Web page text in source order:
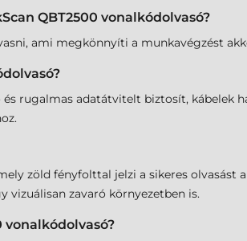
QBT2500 vonalkódolvasó?
ami megkönnyíti a munkavégzést
rugalmas adatátvitelt biztosít, kábelek
zöld fényfolttal jelzi a sikeres olvasást
vizuálisan zavaró környezetben is.
vonalkódolvasó?